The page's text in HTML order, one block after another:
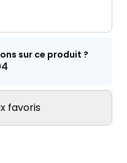
sur ce produit ?
favoris